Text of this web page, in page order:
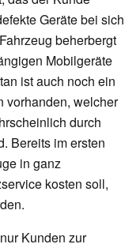
Geräte bei sich
beherbergt
Mobilgeräte
ist auch noch ein
vorhanden, welcher
durch
Bereits im ersten
in ganz
kosten soll,
Kunden zur